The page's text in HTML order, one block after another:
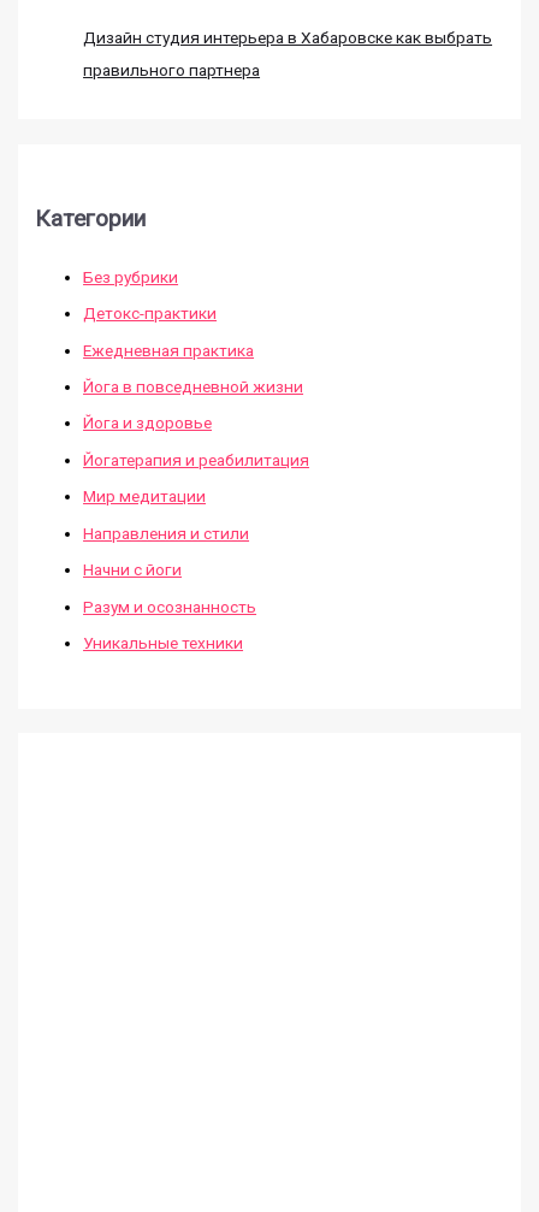
Дизайн студия интерьера в Хабаровске как выбрать
правильного партнера
Категории
Без рубрики
Детокс-практики
Ежедневная практика
Йога в повседневной жизни
Йога и здоровье
Йогатерапия и реабилитация
Мир медитации
Направления и стили
Начни с йоги
Разум и осознанность
Уникальные техники